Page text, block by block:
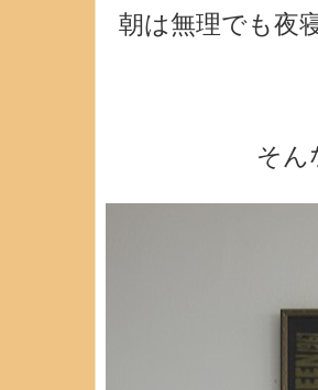
朝は無理でも夜
そん